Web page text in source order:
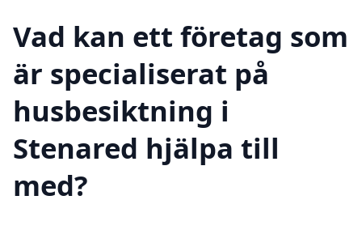
Vad kan ett företag som
är specialiserat på
husbesiktning i
Stenared hjälpa till
med?